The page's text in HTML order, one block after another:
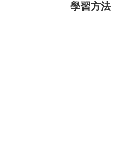
學習方法